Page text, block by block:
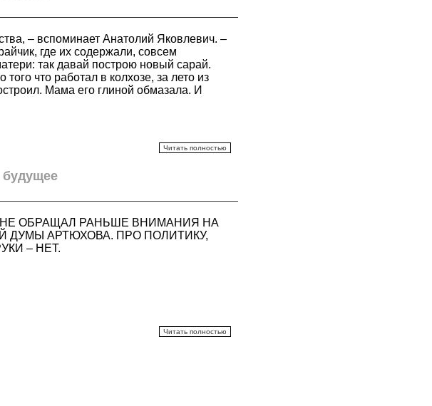
– вспоминает Анатолий Яковлевич. –
где их содержали, совсем
так давай построю новый сарай.
что работал в колхозе, за лето из
Мама его глиной обмазала. И
Читать полностью
ОБРАЩАЛ РАНЬШЕ ВНИМАНИЯ НА
ДУМЫ АРТЮХОВА. ПРО ПОЛИТИКУ,
– НЕТ.
Читать полностью